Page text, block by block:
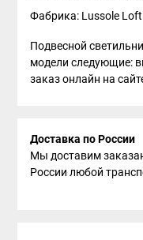
Фабрика: Lussole Loft
Подвесной
модели следующие:
заказ онлайн на
Доставка по России
Мы доставим
России любой